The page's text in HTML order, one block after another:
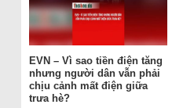
EVN – Vì sao tiền điện tăng
nhưng người dân vẫn phải
chịu cảnh mất điện giữa
trưa hè?